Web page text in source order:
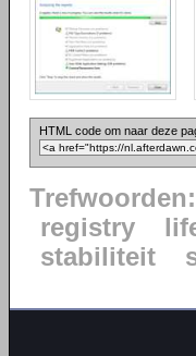
HTML code om naar deze
Trefwoorden:
registry
stabiliteit